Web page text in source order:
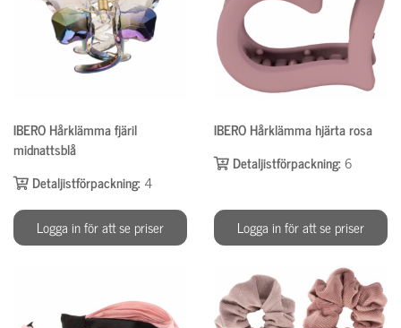
IBERO Hårklämma fjäril
midnattsblå
Detaljistförpackning: 4
Logga in för att se priser
IBERO Hårklämma hjärta rosa
Detaljistförpackning:6
Logga in för att se priser